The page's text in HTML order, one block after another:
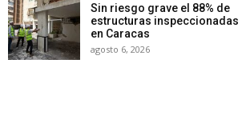
Sin riesgo grave el 88% de
estructuras inspeccionadas
en Caracas
agosto 6, 2026